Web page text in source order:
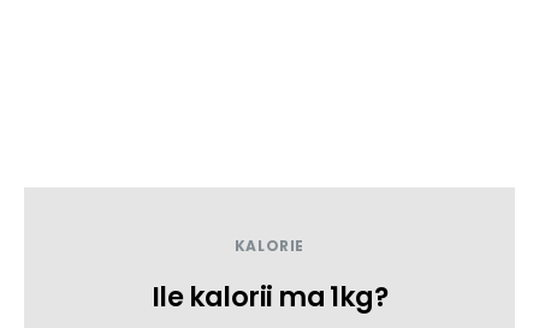
KALORIE
Ile kalorii ma 1kg?